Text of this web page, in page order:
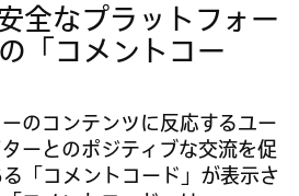
全なプラットフォー
「コメントコー
のコンテンツに反応するユー
ーとのポジティブな交流を促
「コメントコード」が表示さ